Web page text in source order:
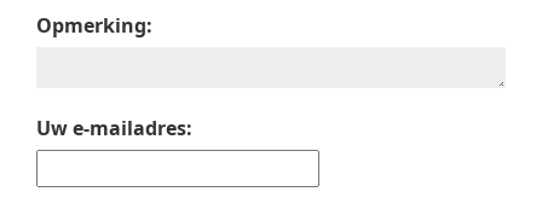
Opmerking:
Uw e-mailadres: